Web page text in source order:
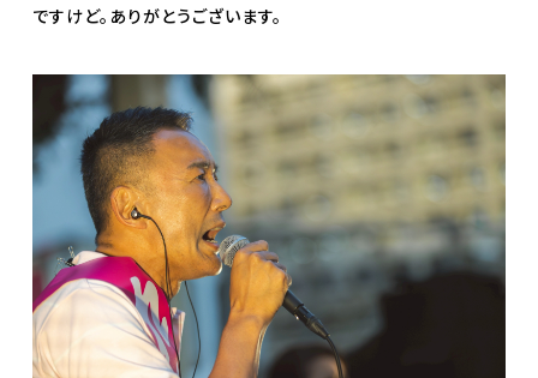
ですけど。ありがとうございます。